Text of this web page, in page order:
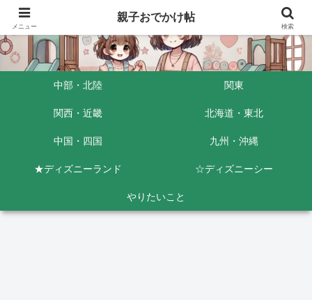
中部・北陸 関東
関西・近畿 北海道・東北
中国・四国 九州・沖縄
★ディズニーランド ☆ディズニーシー
やりたいこと
メニュー
親子おでかけ帖
検索